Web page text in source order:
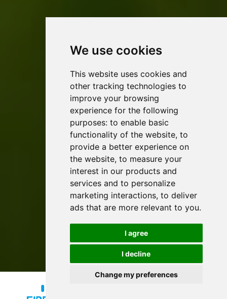
We use cookies
This website uses cookies and
other tracking technologies to
improve your browsing
experience for the following
purposes: to enable basic
functionality of the website, to
provide a better experience on
the website, to measure your
interest in our products and
services and to personalize
marketing interactions, to deliver
ads that are more relevant to you.
I agree
I decline
Change my preferences